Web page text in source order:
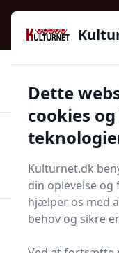
Kulturnet - Alt Det
2016
97 kategorier 👍
Start søgning
Bolig
Dette
cookies
Kulturnet.dk
din oplevelse og
hjælper os med
behov og sikre